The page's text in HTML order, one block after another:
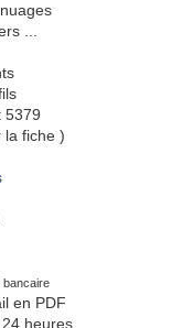
...
5379
la fiche )
bancaire
en PDF
heures.